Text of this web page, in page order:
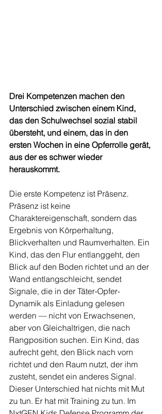
Drei Kompetenzen machen den
Unterschied zwischen einem Kind,
das den Schulwechsel sozial stabil
übersteht, und einem, das in den
ersten Wochen in eine Opferrolle gerät,
aus der es schwer wieder
herauskommt.
Die erste Kompetenz ist Präsenz.
Präsenz ist keine
Charaktereigenschaft, sondern das
Ergebnis von Körperhaltung,
Blickverhalten und Raumverhalten. Ein
Kind, das den Flur entlanggeht, den
Blick auf den Boden richtet und an der
Wand entlangschleicht, sendet
Signale, die in der Täter-Opfer-
Dynamik als Einladung gelesen
werden — nicht von Erwachsenen,
aber von Gleichaltrigen, die nach
Rangposition suchen. Ein Kind, das
aufrecht geht, den Blick nach vorn
richtet und den Raum nutzt, der ihm
zusteht, sendet ein anderes Signal.
Dieser Unterschied hat nichts mit Mut
zu tun. Er hat mit Training zu tun. Im